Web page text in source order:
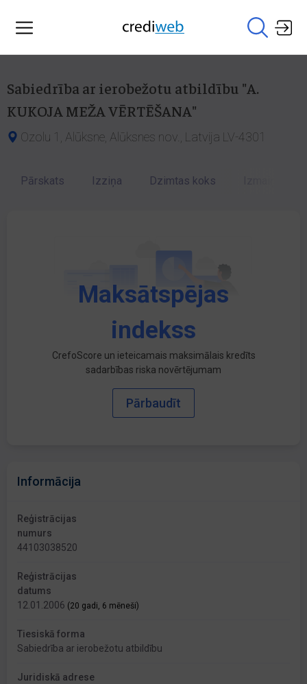
Sabiedrība ar ierobežotu atbildību "A.
KUKOJA MEŽA VĒRTĒŠANA"
Ozolu 1, Alūksne, Alūksnes nov., Latvija LV-4301
Pārskats Izziņa Dzimtas koks
Maksātspējas
indekss
CrefoScore un ieteicamais maksimālais kredīts
sadarbības riska novērtējumam
Pārbaudīt
Informācija
Reģistrācijas
numurs
44103038520
Reģistrācijas
datums
12.01.2006 (20 gadi, 6 mēneši)
Tiesiskā forma
Sabiedrība ar ierobežotu atbildību
Juridiskā adrese